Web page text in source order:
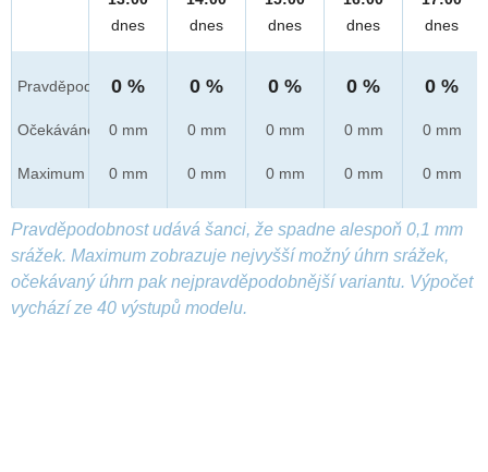
Pravděpod.
Očekáváno
Maximum
dnes
0 %
0 mm
0 mm
dnes
0 %
0 mm
0 mm
dnes
0 %
0 mm
0 mm
dnes
0 %
0 mm
0 mm
dnes
0 %
0 mm
0 mm
Pravděpodobnost udává šanci, že spadne alespoň 0,1 mm
srážek. Maximum zobrazuje nejvyšší možný úhrn srážek,
očekávaný úhrn pak nejpravděpodobnější variantu. Výpočet
vychází ze 40 výstupů modelu.